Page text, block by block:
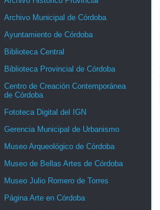
Archivo Municipal de Córdoba
Ayuntamiento de Córdoba
Biblioteca Central
Biblioteca Provincial de Córdoba
Centro de Creación Contemporánea
de Córdoba
Fototeca Digital del IGN
Gerencia Municipal de Urbanismo
Museo Arqueológico de Córdoba
Museo de Bellas Artes de Córdoba
Museo Julio Romero de Torres
Página Arte en Córdoba